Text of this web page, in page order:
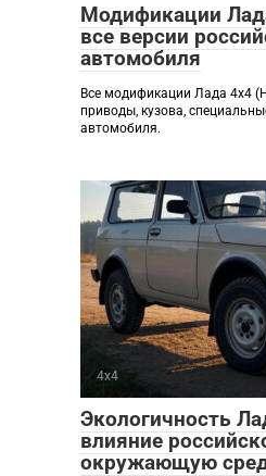
Модификации
все версии
автомобиля
Все модификации Лада 4х4
приводы, кузова,
автомобиля.
4х4
Экологичность
влияние
окружающую